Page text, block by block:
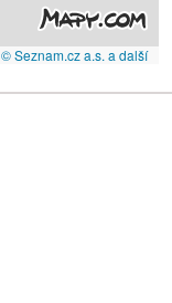
© Seznam.cz a.s. a další